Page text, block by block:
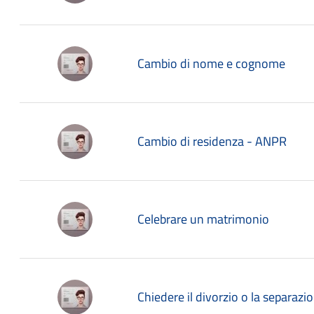
Cambio di nome e cognome
Cambio di residenza - ANPR
Celebrare un matrimonio
Chiedere il divorzio o la